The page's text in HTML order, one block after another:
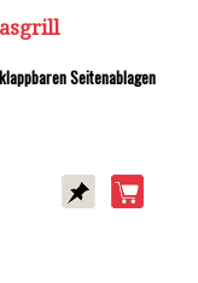
Seitenablagen